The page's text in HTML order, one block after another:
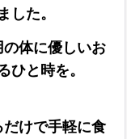
した。
体に優しいお
ひと時を。
けで手軽に食